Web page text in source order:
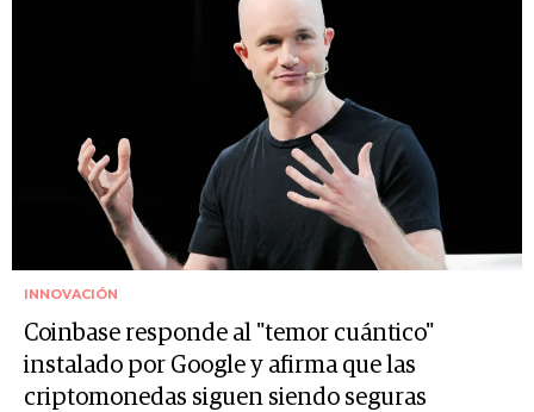
INNOVACIÓN
Coinbase responde al "temor cuántico"
instalado por Google y afirma que las
criptomonedas siguen siendo seguras